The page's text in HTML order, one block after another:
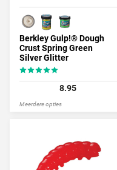
Berkley Gulp!® Dough
Crust Spring Green
Silver Glitter
8.95
Meerdere opties